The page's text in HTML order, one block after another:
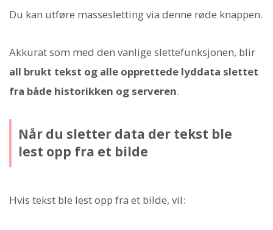
Du kan utføre massesletting via denne røde knappen.
Akkurat som med den vanlige slettefunksjonen, blir
all brukt tekst og alle opprettede lyddata slettet
fra både historikken og serveren.
Når du sletter data der tekst ble
lest opp fra et bilde
Hvis tekst ble lest opp fra et bilde, vil: